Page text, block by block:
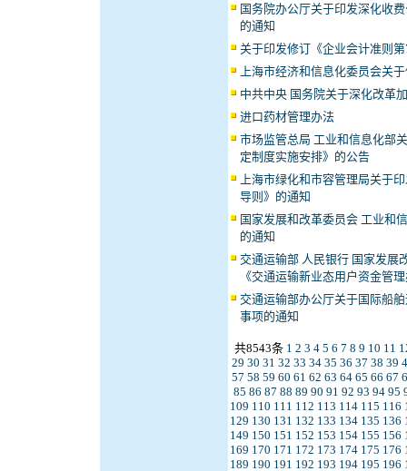
国务院办公厅关于印发深化收
的通知
关于印发修订《企业会计准则
上海市经济和信息化委员会关
中共中央 国务院关于深化改革
进口药材管理办法
市场监管总局 工业和信息化部
定制度实施安排》的公告
上海市绿化和市容管理局关于
导则》的通知
国家发展和改革委员会 工业和
的通知
交通运输部 人民银行 国家发展
《交通运输新业态用户资金管
交通运输部办公厅关于国际船
事项的通知
共8543条 1 2 3 4 5 6 7 8 9 10 11
29 30 31 32 33 34 35 36 37 38 39
57 58 59 60 61 62 63 64 65 66 67
85 86 87 88 89 90 91 92 93 94 95
109 110 111 112 113 114 115 116
129 130 131 132 133 134 135 136
149 150 151 152 153 154 155 156
169 170 171 172 173 174 175 176
189 190 191 192 193 194 195 196